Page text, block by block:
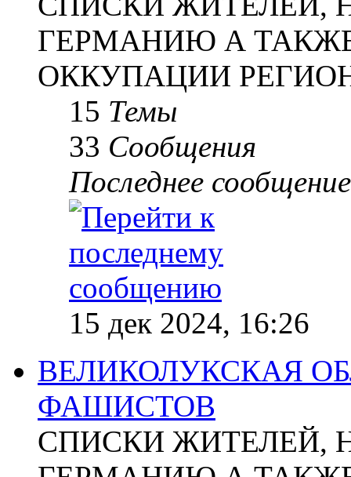
ГЕРМАНИЮ А
ОККУПАЦИИ
15 Темы
33 Сообщения
Последнее сообщение
15 дек 2024, 16:26
ВЕЛИКОЛУКСКАЯ
ФАШИСТОВ
СПИСКИ ЖИТЕЛЕЙ,